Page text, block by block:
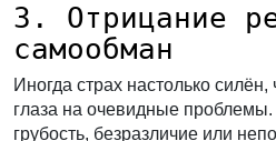
3. Отрицание
самообман
Иногда страх настолько силён,
глаза на очевидные
грубость, безразличие или